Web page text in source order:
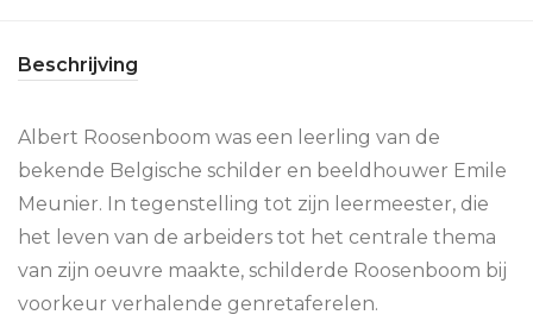
Beschrijving
Albert Roosenboom was een leerling van de
bekende Belgische schilder en beeldhouwer Emile
Meunier. In tegenstelling tot zijn leermeester, die
het leven van de arbeiders tot het centrale thema
van zijn oeuvre maakte, schilderde Roosenboom bij
voorkeur verhalende genretaferelen.